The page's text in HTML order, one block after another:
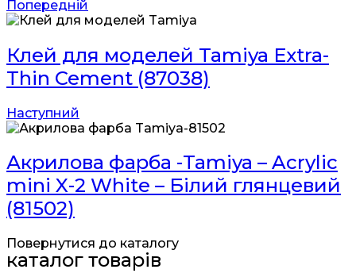
Попередній
Клей для моделей Tamiya Extra-
Thin Cement (87038)
Наступний
Акрилова фарба -Tamiya – Acrylic
mini X-2 White – Білий глянцевий
(81502)
Повернутися до каталогу
каталог товарів